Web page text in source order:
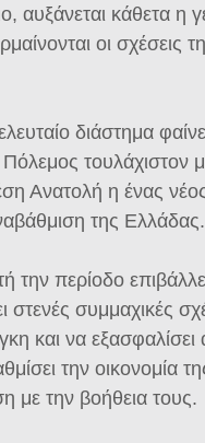
αυξάνεται κάθετα η
οι σχέσεις
διάστημα
τουλάχιστον
Ανατολή η ένας
της Ελλάδας.
την περίοδο
συμμαχικές
και να
την οικονομία
με την βοήθεια τους.